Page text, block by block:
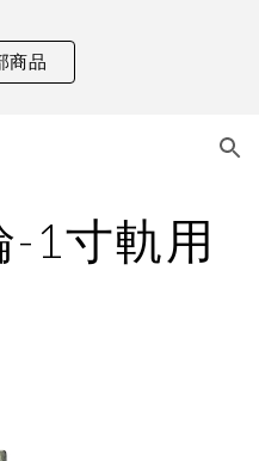
商品
-1寸軌用